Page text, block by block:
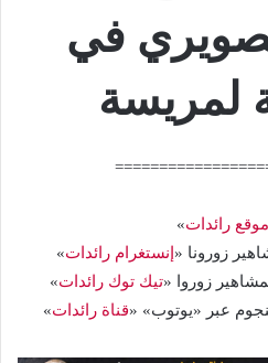
في
لمريسة
موقع رائدات»
زورونا « إنستغرام رائدات»
زوروا «تيك توك رائدات»
عبر «يوتوب» «قناة رائدات»